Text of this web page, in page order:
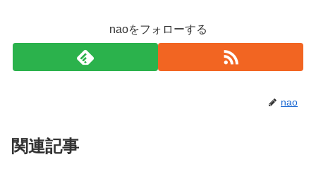
naoをフォローする
nao
関連記事